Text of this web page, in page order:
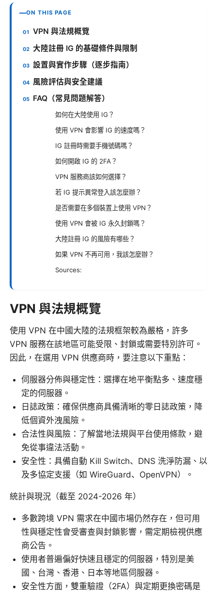
ON THIS PAGE
VPN 與法規概覽
大陸註冊 IG 的基礎條件與限制
設置與實作步驟（逐步指南）
風險評估與安全建議
FAQ（常見問題解答）
如何在大陸使用 IG？
使用 VPN 會影響 IG 的速度嗎？
IG 註冊時需要手機號碼嗎？
如何開啟 IG 的 2FA？
VPN 服務商該如何選擇？
若 IG 提示異常登入該怎麼辦？
是否需要在多個裝置上使用 VPN？
使用 VPN 會被 IG 永久封鎖嗎？
大陸註冊 IG 的風險有哪些？
如果 VPN 不再可用，我該怎麼辦？
Sources:
VPN 與法規概覽
使用 VPN 在中國大陸的法規框架較為嚴格，許多
VPN 服務在該地區可能受限、封鎖或需要特別許可。
因此，在選用 VPN 供應商時，要注意以下重點：
伺服器分佈與穩定性：選擇在地平衡點多、速度穩
定的伺服器。
日誌政策：確保供應商具備清晰的零日誌政策，降
低個資外洩風險。
合法性與風險：了解當地法規與平台使用條款，避
免從事違法活動。
安全性：具備自動 Kill Switch、DNS 洗淨防漏、以
及多協定支援（如 WireGuard、OpenVPN）。
統計與現況（截至 2024-2026 年）
多數跨境 VPN 需求在中國市場仍然存在，但可用
性與穩定性會受審查與封鎖影響，需定期檢視供應
商公告。
使用者普遍偏好快速且穩定的伺服器，特別是美
國、台灣、香港、日本等地區伺服器。
安全性方面，雙重驗證（2FA）與定期更換密碼是